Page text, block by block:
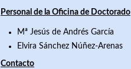
Personal de la Oficina de Doctorado
Mª Jesús de Andrés García
Elvira Sánchez Núñez-Arenas
Contacto